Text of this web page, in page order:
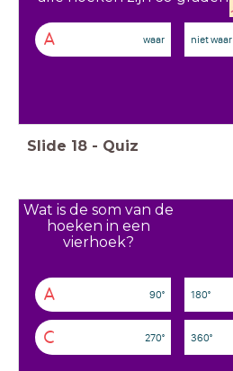
A waar niet waar
Slide 18 - Quiz
Wat is de som van de
hoeken in een
vierhoek?
A 90° 180°
C 270° 360°